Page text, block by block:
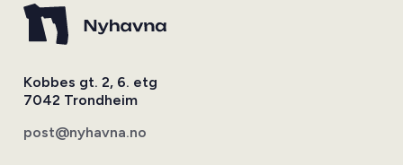
Kobbes gt. 2, 6. etg
7042 Trondheim
post@nyhavna.no